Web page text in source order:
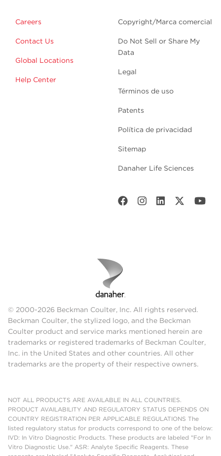
Careers
Contact Us
Global Locations
Help Center
Copyright/Marca comercial
Do Not Sell or Share My
Data
Legal
Términos de uso
Patents
Política de privacidad
Sitemap
Danaher Life Sciences
© 2000-2026 Beckman Coulter, Inc. All rights reserved.
Beckman Coulter, the stylized logo, and the Beckman
Coulter product and service marks mentioned herein are
trademarks or registered trademarks of Beckman Coulter,
Inc. in the United States and other countries. All other
trademarks are the property of their respective owners.
NOT ALL PRODUCTS ARE AVAILABLE IN ALL COUNTRIES.
PRODUCT AVAILABILITY AND REGULATORY STATUS DEPENDS ON
COUNTRY REGISTRATION PER APPLICABLE REGULATIONS The
listed regulatory status for products correspond to one of the below:
IVD: In Vitro Diagnostic Products. These products are labeled "For In
Vitro Diagnostic Use." ASR: Analyte Specific Reagents. These